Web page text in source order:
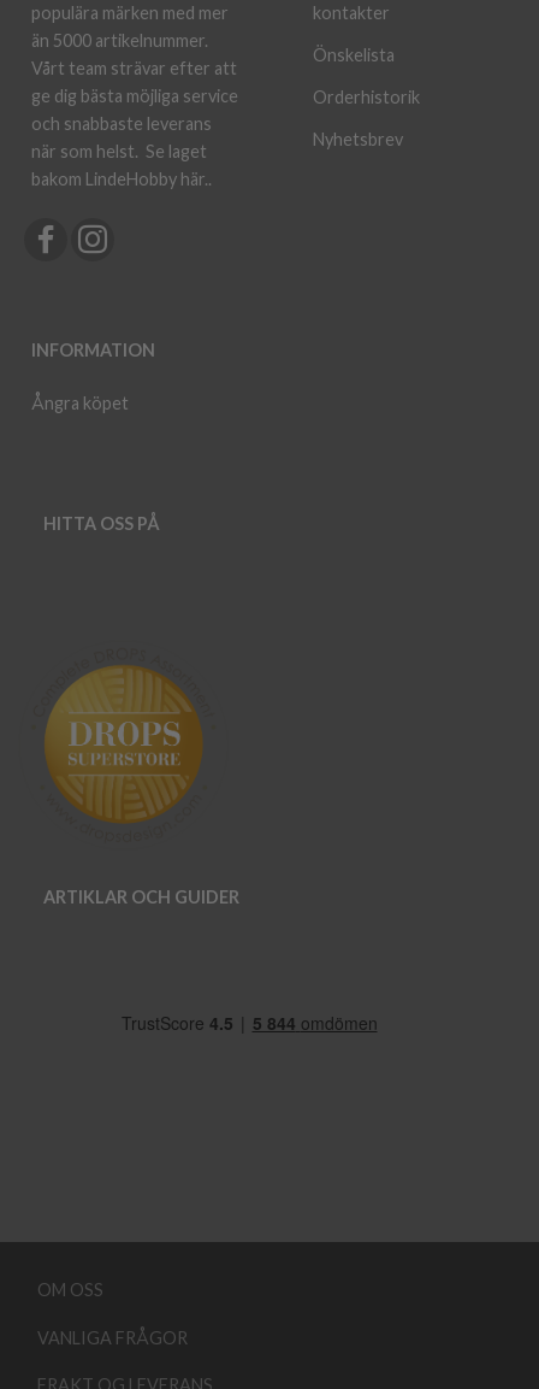
populära märken med mer
än 5000 artikelnummer.
Vårt team strävar efter att
ge dig bästa möjliga service
och snabbaste leverans
när som helst. Se laget
bakom LindeHobby här..
INFORMATION
Ångra köpet
kontakter
Önskelista
Orderhistorik
Nyhetsbrev
HITTA OSS PÅ
ARTIKLAR OCH GUIDER
OM OSS
VANLIGA FRÅGOR